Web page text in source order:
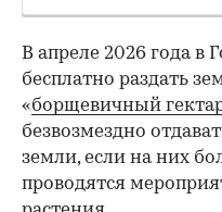
В апреле 2026 года в
бесплатно раздать
«борщевичный
безвозмездно
земли, если на них
проводятся